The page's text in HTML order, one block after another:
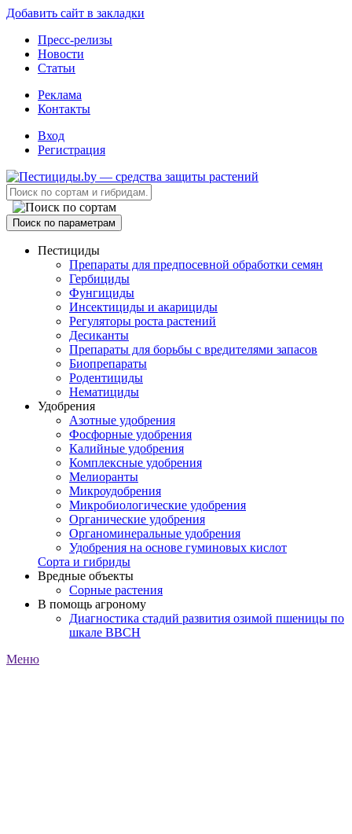
Добавить сайт в закладки
Пресс-релизы
Новости
Статьи
Реклама
Контакты
Вход
Регистрация
Поиск по параметрам
Пестициды
Препараты для предпосевной обработки семян
Гербициды
Фунгициды
Инсектициды и акарициды
Регуляторы роста растений
Десиканты
Препараты для борьбы с вредителями запасов
Биопрепараты
Родентициды
Нематициды
Удобрения
Азотные удобрения
Фосфорные удобрения
Калийные удобрения
Комплексные удобрения
Мелиоранты
Микроудобрения
Микробиологические удобрения
Органические удобрения
Органоминеральные удобрения
Удобрения на основе гуминовых кислот
Сорта и гибриды
Вредные объекты
Сорные растения
В помощь агроному
Диагностика стадий развития озимой пшеницы по
шкале ВВСН
Меню